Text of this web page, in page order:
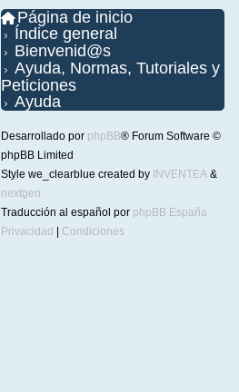
Página de inicio
Índice general
Bienvenid@s
Ayuda, Normas, Tutoriales y
Peticiones
Ayuda
Desarrollado por phpBB® Forum Software ©
phpBB Limited
Style we_clearblue created by INVENTEA &
nextgen
Traducción al español por phpBB España
Privacidad
Condiciones